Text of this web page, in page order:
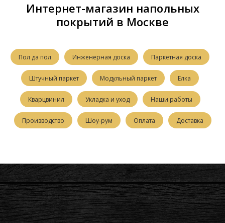
Интернет-магазин напольных
покрытий в Москве
Пол да пол Инженерная доска Паркетная доска
Штучный паркет Модульный паркет Елка
Кварцвинил Укладка и уход Наши работы
Производство Шоу-рум Оплата Доставка